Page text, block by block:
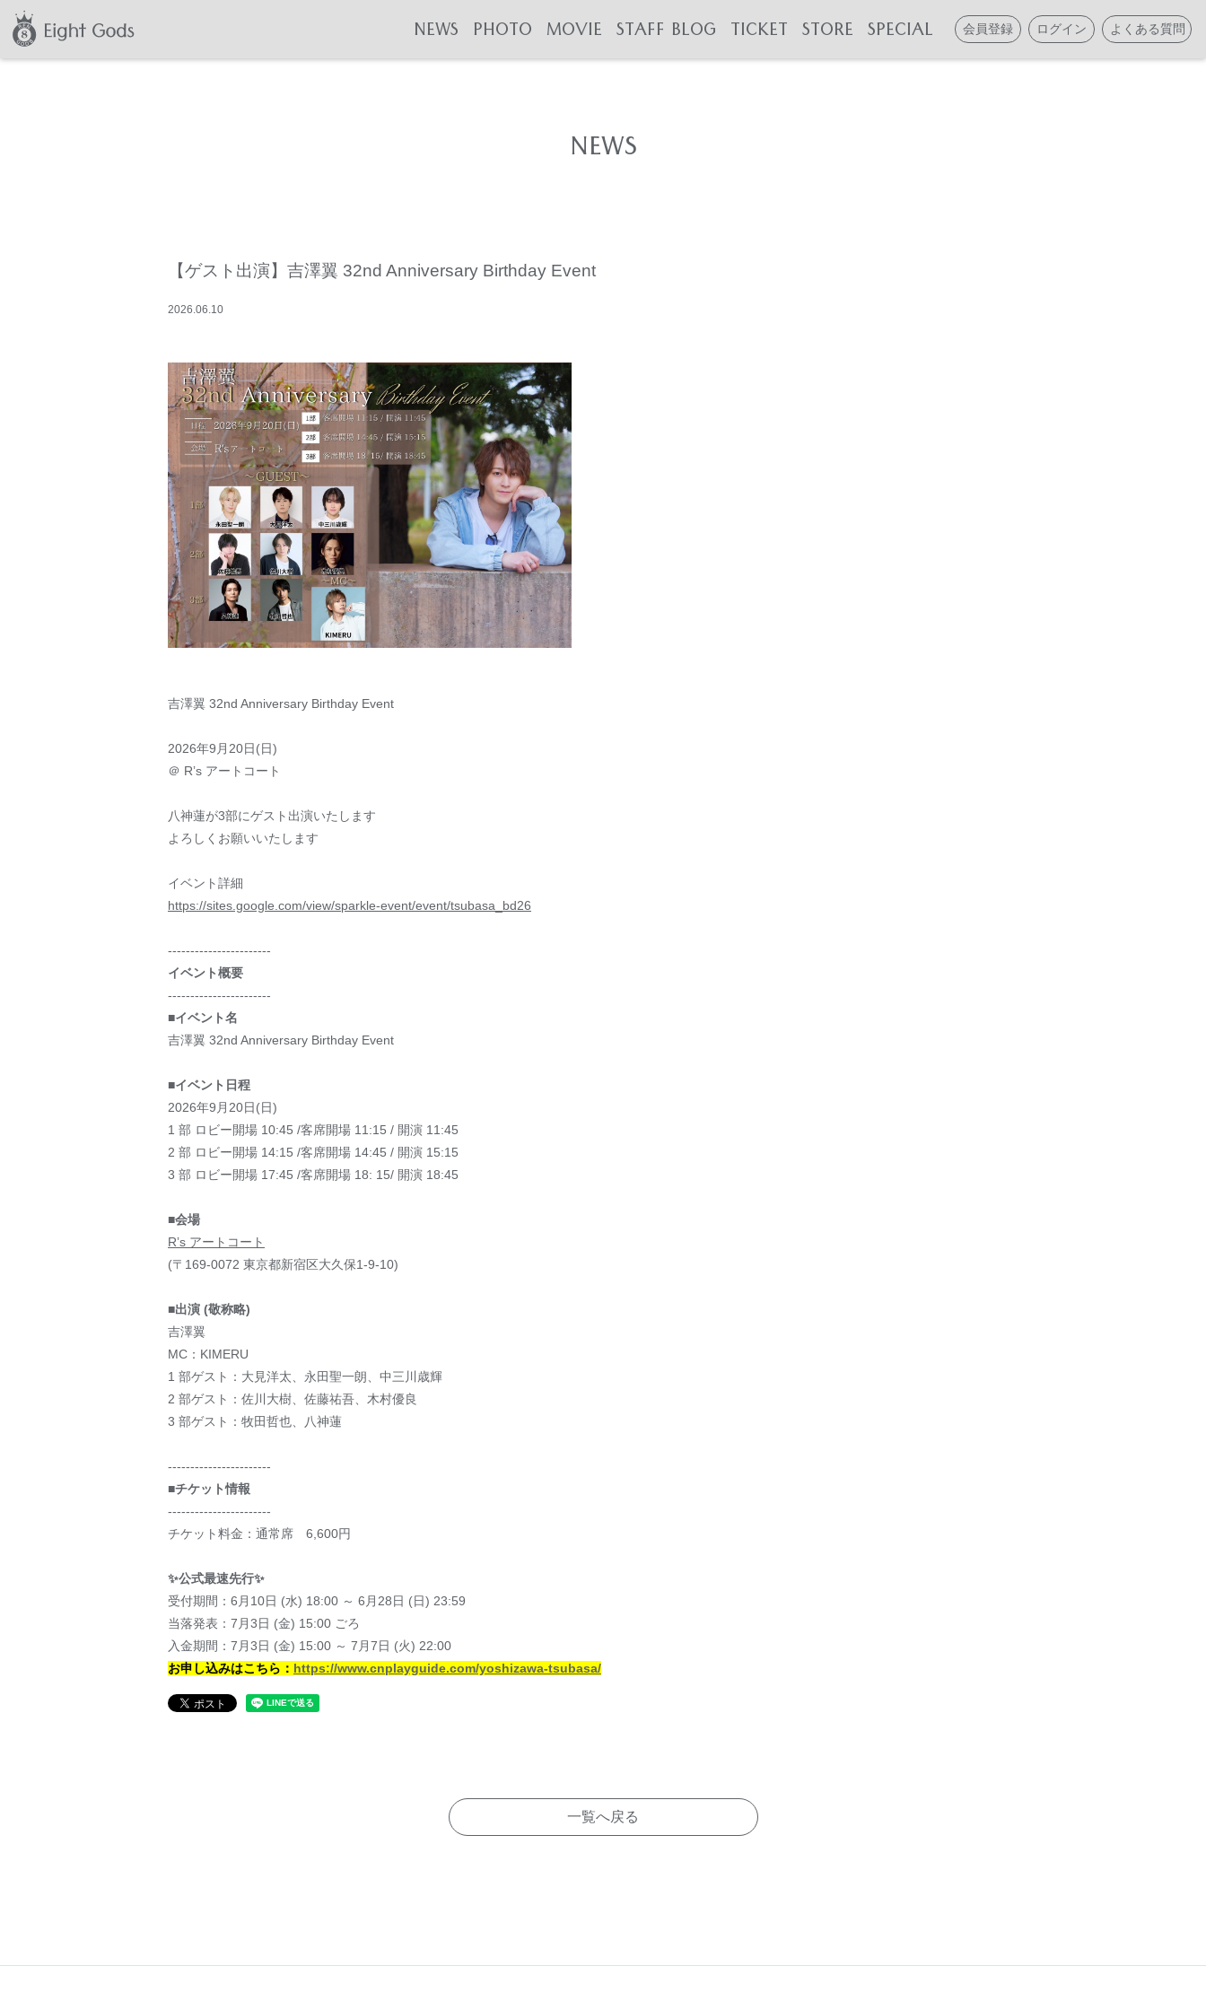
NEWS PHOTO MOVIE STAFF BLOG TICKET STORE SPECIAL 会員登録 ログイン よくある質問
NEWS
【ゲスト出演】吉澤翼 32nd Anniversary Birthday Event
2026.06.10
吉澤翼 32nd Anniversary Birthday Event
2026年9⽉20⽇(⽇)
＠ Rʼs アートコート
八神蓮が3部にゲスト出演いたします
よろしくお願いいたします
イベント詳細
https://sites.google.com/view/sparkle-event/event/tsubasa_bd26
-----------------------
イベント概要
-----------------------
■イベント名
吉澤翼 32nd Anniversary Birthday Event
■イベント⽇程
2026年9⽉20⽇(⽇)
1 部 ロビー開場 10:45 /客席開場 11:15 / 開演 11:45
2 部 ロビー開場 14:15 /客席開場 14:45 / 開演 15:15
3 部 ロビー開場 17:45 /客席開場 18: 15/ 開演 18:45
■会場
Rʼs アートコート
(〒169-0072 東京都新宿区大久保1-9-10)
■出演 (敬称略)
吉澤翼
MC：KIMERU
1 部ゲスト：⼤⾒洋太、永⽥聖⼀朗、中三川歳輝
2 部ゲスト：佐川⼤樹、佐藤祐吾、⽊村優良
3 部ゲスト：牧⽥哲也、⼋神蓮
-----------------------
■チケット情報
-----------------------
チケット料金：通常席 6,600円
✨公式最速先⾏✨
受付期間：6⽉10⽇ (⽔) 18:00 ～ 6⽉28⽇ (⽇) 23:59
当落発表：7⽉3⽇ (⾦) 15:00 ごろ
⼊⾦期間：7⽉3⽇ (⾦) 15:00 ～ 7⽉7⽇ (⽕) 22:00
お申し込みはこちら： https://www.cnplayguide.com/yoshizawa-tsubasa/
一覧へ戻る